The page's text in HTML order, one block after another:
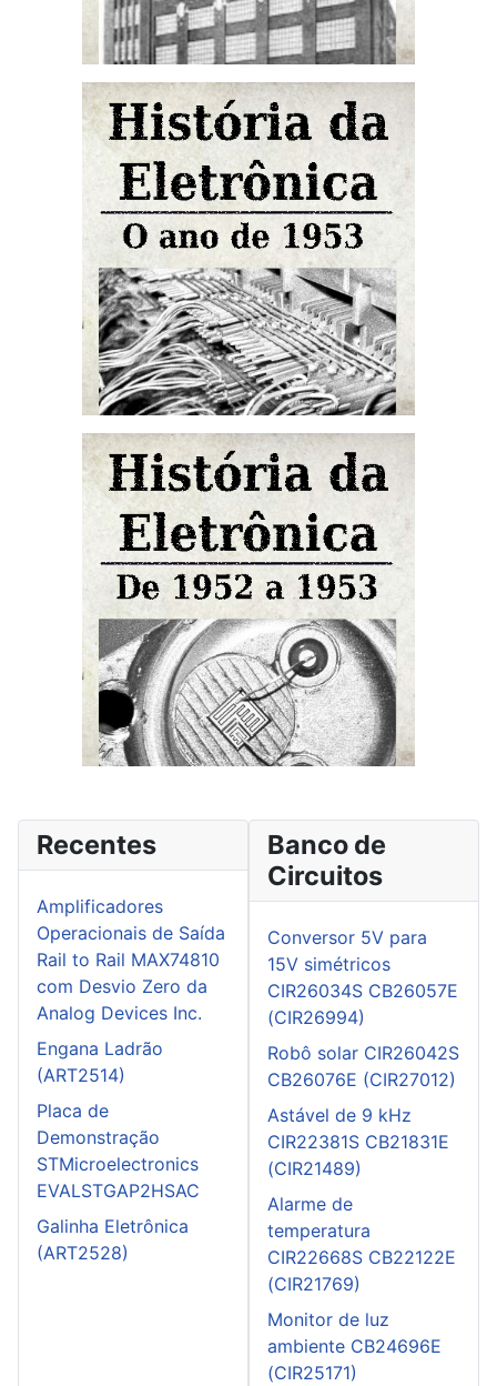
Recentes
Amplificadores
Operacionais de Saída
Rail to Rail MAX74810
com Desvio Zero da
Analog Devices Inc.
Engana Ladrão
(ART2514)
Placa de
Demonstração
STMicroelectronics
EVALSTGAP2HSAC
Galinha Eletrônica
(ART2528)
Banco de
Circuitos
Conversor 5V para
15V simétricos
CIR26034S CB26057E
(CIR26994)
Robô solar CIR26042S
CB26076E (CIR27012)
Astável de 9 kHz
CIR22381S CB21831E
(CIR21489)
Alarme de
temperatura
CIR22668S CB22122E
(CIR21769)
Monitor de luz
ambiente CB24696E
(CIR25171)